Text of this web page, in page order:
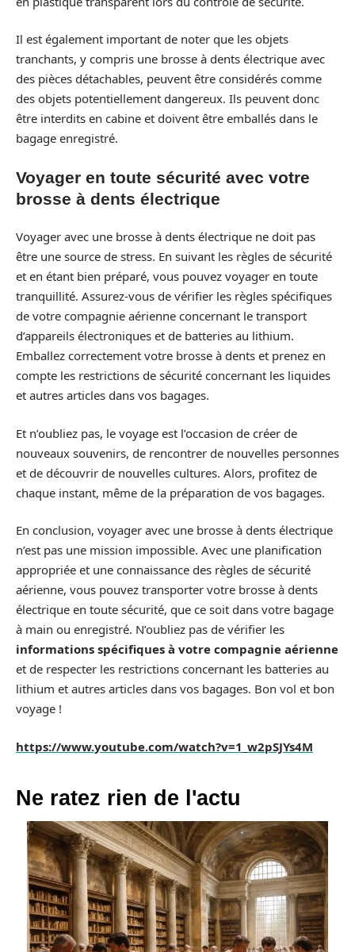
Il est également important de noter que les objets
tranchants, y compris une brosse à dents électrique avec
des pièces détachables, peuvent être considérés comme
des objets potentiellement dangereux. Ils peuvent donc
être interdits en cabine et doivent être emballés dans le
bagage enregistré.
Voyager en toute sécurité avec votre
brosse à dents électrique
Voyager avec une brosse à dents électrique ne doit pas
être une source de stress. En suivant les règles de sécurité
et en étant bien préparé, vous pouvez voyager en toute
tranquillité. Assurez-vous de vérifier les règles spécifiques
de votre compagnie aérienne concernant le transport
d’appareils électroniques et de batteries au lithium.
Emballez correctement votre brosse à dents et prenez en
compte les restrictions de sécurité concernant les liquides
et autres articles dans vos bagages.
Et n’oubliez pas, le voyage est l’occasion de créer de
nouveaux souvenirs, de rencontrer de nouvelles personnes
et de découvrir de nouvelles cultures. Alors, profitez de
chaque instant, même de la préparation de vos bagages.
En conclusion, voyager avec une brosse à dents électrique
n’est pas une mission impossible. Avec une planification
appropriée et une connaissance des règles de sécurité
aérienne, vous pouvez transporter votre brosse à dents
électrique en toute sécurité, que ce soit dans votre bagage
à main ou enregistré. N’oubliez pas de vérifier les
informations spécifiques à votre compagnie aérienne
et de respecter les restrictions concernant les batteries au
lithium et autres articles dans vos bagages. Bon vol et bon
voyage !
https://www.youtube.com/watch?v=1_w2pSJYs4M
Ne ratez rien de l'actu